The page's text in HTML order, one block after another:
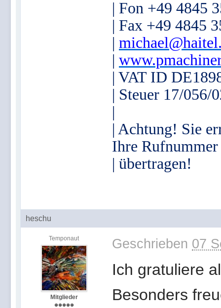
| Fon +49 4845
| Fax +49 4845
|
|
| VAT ID
| Steuer 17/056/
|
| Achtung! Sie
Ihre Rufnummer
| übertragen!
heschu
Temponaut
Mitglieder
Geschrieben 07
Ich gratuliere
Besonders